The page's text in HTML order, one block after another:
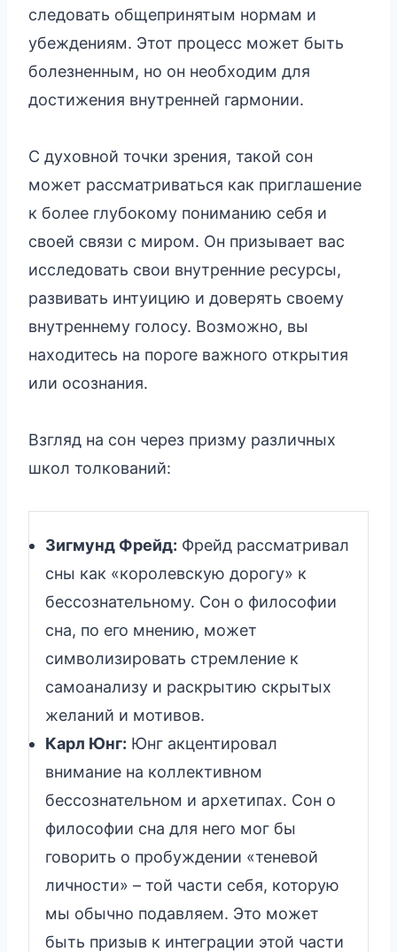
следовать общепринятым нормам и
убеждениям. Этот процесс может быть
болезненным, но он необходим для
достижения внутренней гармонии.
С духовной точки зрения, такой сон
может рассматриваться как приглашение
к более глубокому пониманию себя и
своей связи с миром. Он призывает вас
исследовать свои внутренние ресурсы,
развивать интуицию и доверять своему
внутреннему голосу. Возможно, вы
находитесь на пороге важного открытия
или осознания.
Взгляд на сон через призму различных
школ толкований:
Зигмунд Фрейд: Фрейд рассматривал
сны как «королевскую дорогу» к
бессознательному. Сон о философии
сна, по его мнению, может
символизировать стремление к
самоанализу и раскрытию скрытых
желаний и мотивов.
Карл Юнг: Юнг акцентировал
внимание на коллективном
бессознательном и архетипах. Сон о
философии сна для него мог бы
говорить о пробуждении «теневой
личности» – той части себя, которую
мы обычно подавляем. Это может
быть призыв к интеграции этой части